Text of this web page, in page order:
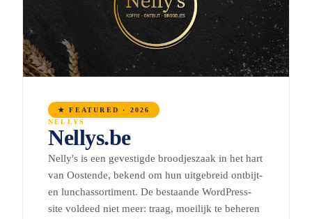
★ FEATURED · 2026
NELLYS
Nellys.be
Nelly's is een gevestigde broodjeszaak in het hart
van Oostende, bekend om hun uitgebreid ontbijt-
en lunchassortiment. De bestaande WordPress-
site voldeed niet meer: traag, moeilijk te beheren